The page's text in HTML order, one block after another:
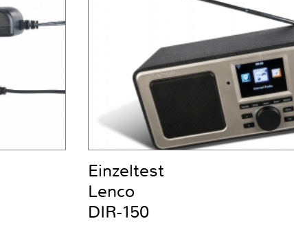
Einzeltest
Lenco
DIR-150